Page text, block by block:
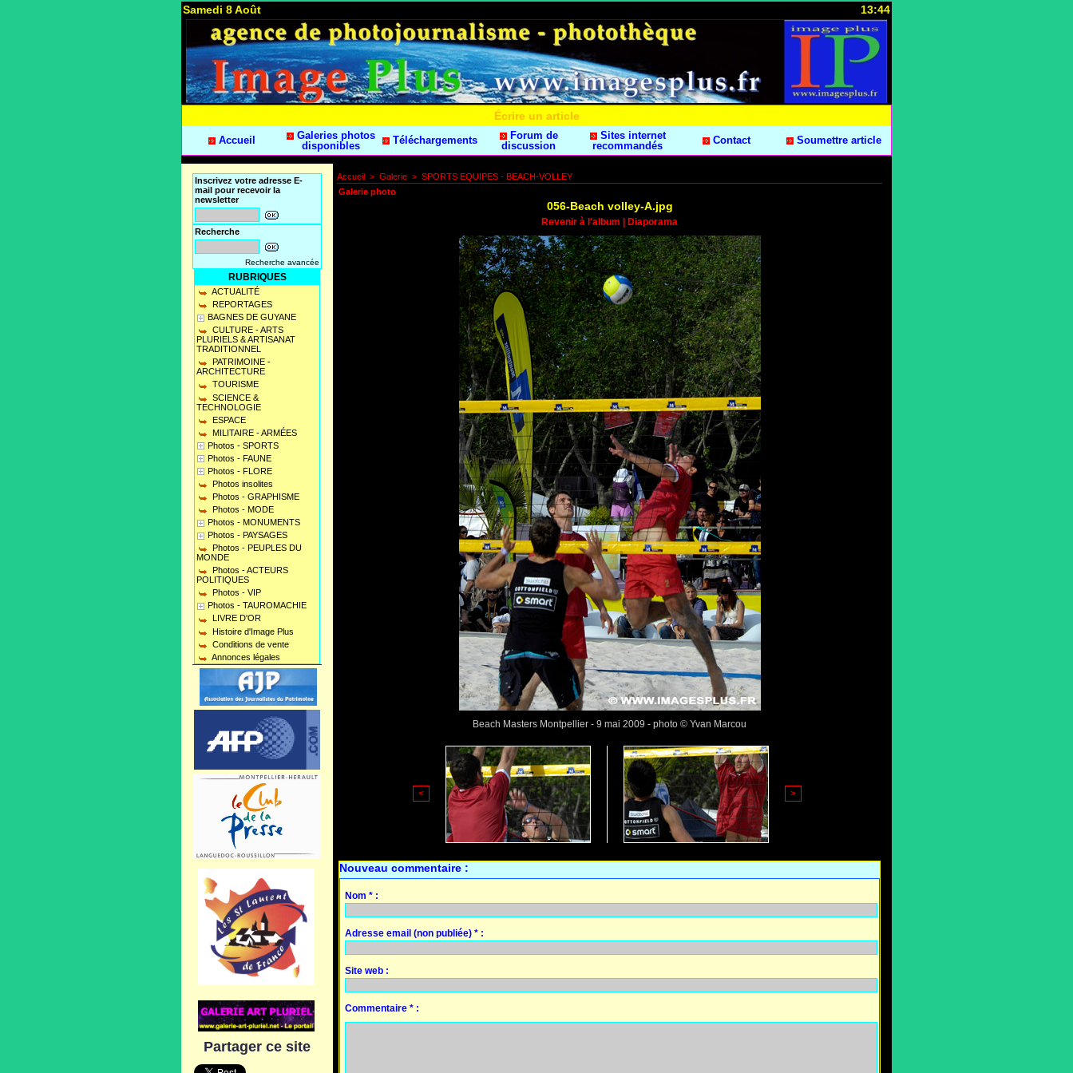
Samedi 8 Août 13:44
Écrire un article
Accueil
Galeries photos
disponibles
Téléchargements
Forum de
discussion
Sites internet
recommandés
Contact Soumettre article
Inscrivez votre adresse E-
mail pour recevoir la
newsletter
Recherche
Recherche avancée
RUBRIQUES
ACTUALITÉ
REPORTAGES
BAGNES DE GUYANE
CULTURE - ARTS
PLURIELS & ARTISANAT
TRADITIONNEL
PATRIMOINE -
ARCHITECTURE
TOURISME
SCIENCE &
TECHNOLOGIE
ESPACE
MILITAIRE - ARMÉES
Photos - SPORTS
Photos - FAUNE
Photos - FLORE
Photos insolites
Photos - GRAPHISME
Photos - MODE
Photos - MONUMENTS
Photos - PAYSAGES
Photos - PEUPLES DU
MONDE
Photos - ACTEURS
POLITIQUES
Photos - VIP
Photos - TAUROMACHIE
LIVRE D'OR
Histoire d'Image Plus
Conditions de vente
Annonces légales
Partager ce site
Accueil > Galerie > SPORTS EQUIPES - BEACH-VOLLEY
Galerie photo
056-Beach volley-A.jpg
Revenir à l'album Diaporama
Beach Masters Montpellier - 9 mai 2009 - photo © Yvan Marcou
< >
Nouveau commentaire :
Nom * :
Adresse email (non publiée) * :
Site web :
Commentaire * :